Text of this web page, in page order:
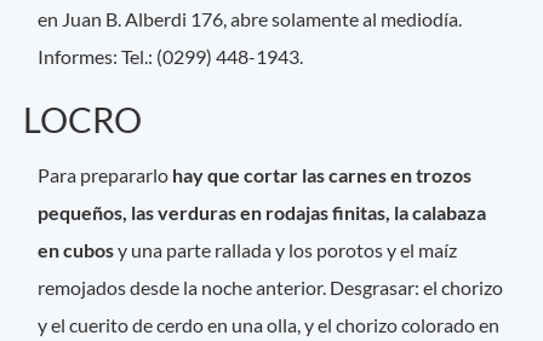
en Juan B. Alberdi 176, abre solamente al mediodía.
Informes: Tel.: (0299) 448-1943.
LOCRO
Para prepararlo hay que cortar las carnes en trozos
pequeños, las verduras en rodajas finitas, la calabaza
en cubosy una parte rallada y los porotos y el maíz
remojados desde la noche anterior. Desgrasar: el chorizo
y el cuerito de cerdo en una olla, y el chorizo colorado en